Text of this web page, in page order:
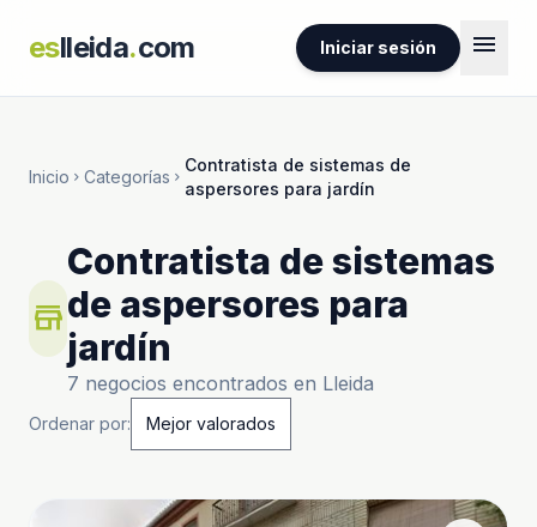
eslleida.com Iniciar sesión menu
Inicio chevron_right Categorías chevron_right
Contratista de sistemas de
aspersores para jardín
store
Contratista de sistemas
de aspersores para
jardín
7 negocios encontrados en Lleida
Ordenar por: